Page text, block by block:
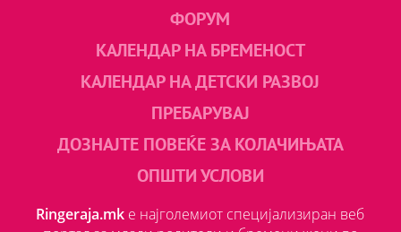
ФОРУМ
КАЛЕНДАР НА БРЕМЕНОСТ
КАЛЕНДАР НА ДЕТСКИ РАЗВОЈ
ПРЕБАРУВАЈ
ДОЗНАЈТЕ ПОВЕЌЕ ЗА КОЛАЧИЊАТА
ОПШТИ УСЛОВИ
Ringeraja.mk е најголемиот специјализиран веб